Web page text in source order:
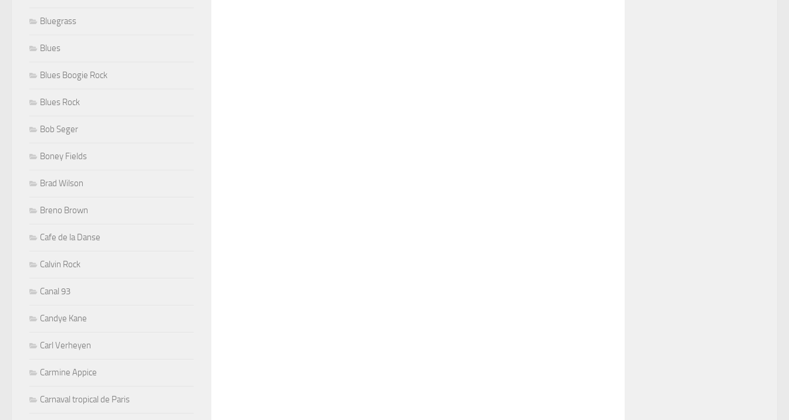
Bluegrass
Blues
Blues Boogie Rock
Blues Rock
Bob Seger
Boney Fields
Brad Wilson
Breno Brown
Cafe de la Danse
Calvin Rock
Canal 93
Candye Kane
Carl Verheyen
Carmine Appice
Carnaval tropical de Paris